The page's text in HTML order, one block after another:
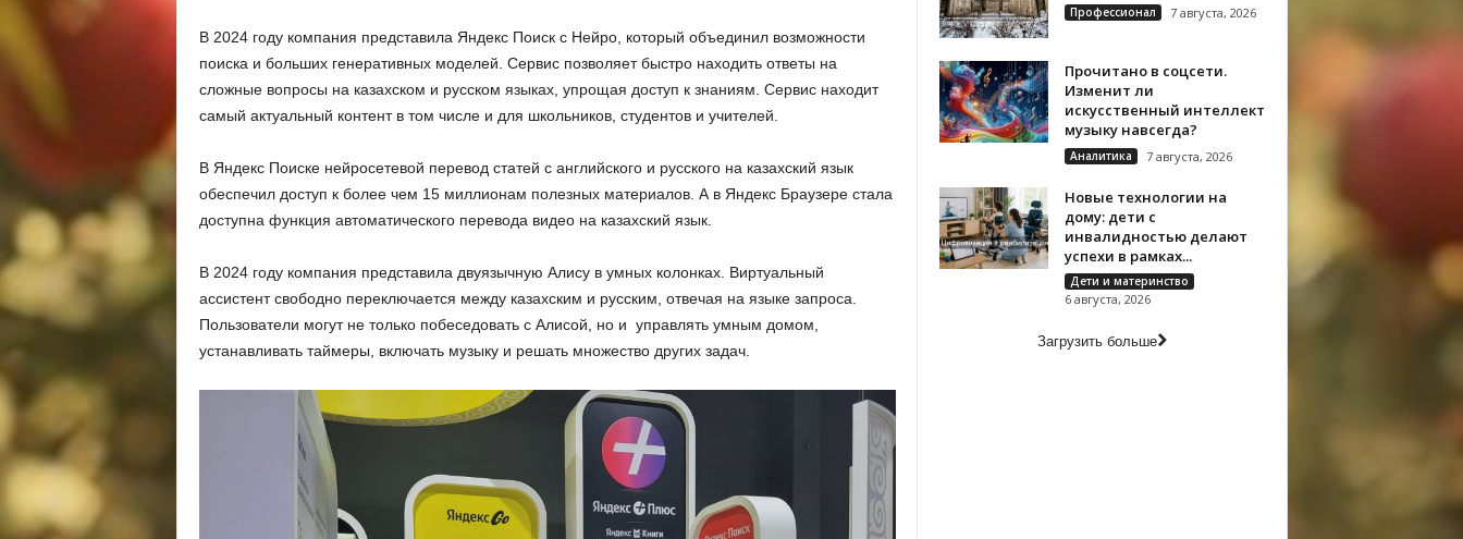
В 2024 году компания представила Яндекс Поиск с Нейро, который объединил возможности
поиска и больших генеративных моделей. Сервис позволяет быстро находить ответы на
сложные вопросы на казахском и русском языках, упрощая доступ к знаниям. Сервис находит
самый актуальный контент в том числе и для школьников, студентов и учителей.
В Яндекс Поиске нейросетевой перевод статей с английского и русского на казахский язык
обеспечил доступ к более чем 15 миллионам полезных материалов. А в Яндекс Браузере стала
доступна функция автоматического перевода видео на казахский язык.
В 2024 году компания представила двуязычную Алису в умных колонках. Виртуальный
ассистент свободно переключается между казахским и русским, отвечая на языке запроса.
Пользователи могут не только побеседовать с Алисой, но и управлять умным домом,
устанавливать таймеры, включать музыку и решать множество других задач.
Профессионал 7 августа, 2026
Прочитано в соцсети.
Изменит ли
искусственный интеллект
музыку навсегда?
Аналитика 7 августа, 2026
Новые технологии на
дому: дети с
инвалидностью делают
успехи в рамках...
Дети и материнство
6 августа, 2026
Загрузить больше